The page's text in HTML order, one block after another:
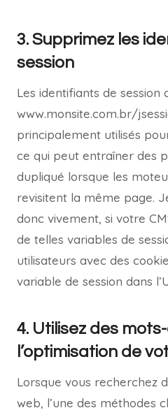
3. Supprimez les
session
Les identifiants de session
www.monsite.com.br/
principalement utilisés
ce qui peut entraîner des
dupliqué lorsque les
revisitent la même page.
donc vivement, si votre
de telles variables de
utilisateurs avec des
variable de session dans
4. Utilisez des
l’optimisation de
Lorsque vous recherchez
web, l’une des méthodes